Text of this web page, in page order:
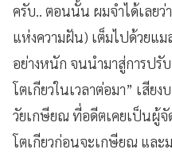
ครับ.. ตอนนั้น ผมจำได้เลยว่
แห่งความฝัน) เต็มไปด้วยแ
อย่างหนัก จนนำมาสู่การปรั
โตเกียวในเวลาต่อมา” เสียง
วัยเกษียณ ที่อดีตเคยเป็นผู้จั
โตเกียวก่อนจะเกษียณ แล